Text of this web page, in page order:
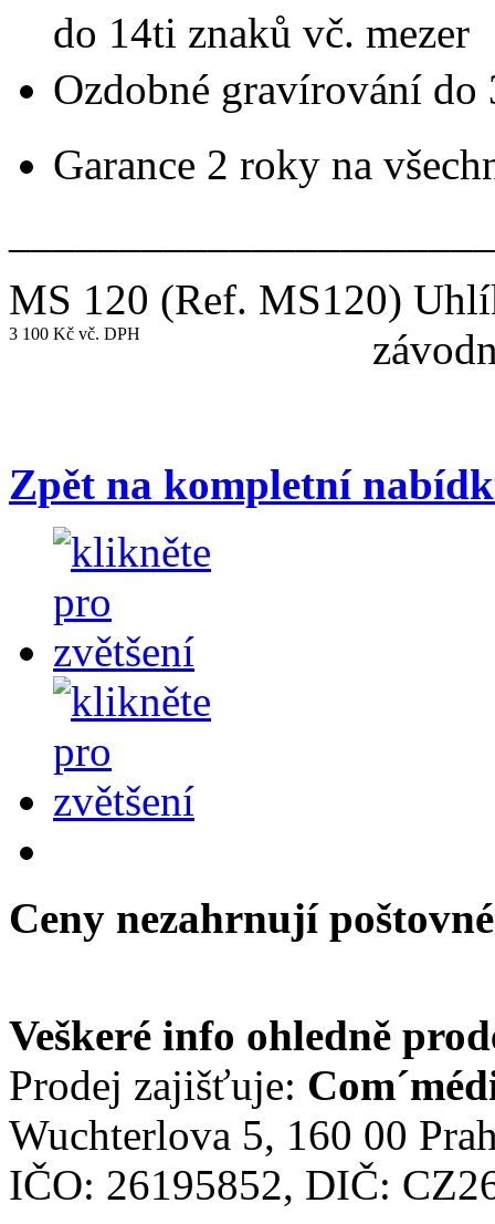
do 14ti znaků vč. mezer
Ozdobné gravírování
Garance 2 roky na
MS 120 (Ref. MS120)
3 100 Kč vč. DPH
Zpět na kompletní
Ceny nezahrnují
Veškeré info ohledně
Prodej zajišťuje:
Wuchterlova 5, 160 00
IČO: 26195852, DIČ: